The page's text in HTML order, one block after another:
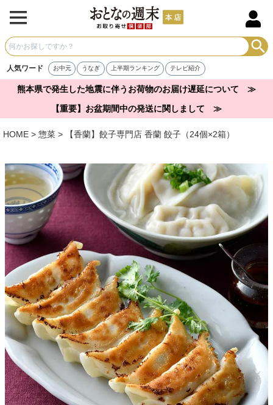
人気ワード お中元 うなぎ 上半期ランキング テレビ紹介
熊本県で発生した地震に伴うお荷物のお届け遅延について ≫
【重要】お盆期間中の発送に関しまして ≫
HOME 惣菜 【香蘭】餃子専門店 香蘭 餃子（24個×2箱）